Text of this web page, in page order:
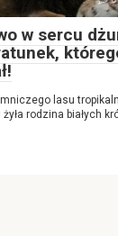
w sercu
lasu
rodzina białych